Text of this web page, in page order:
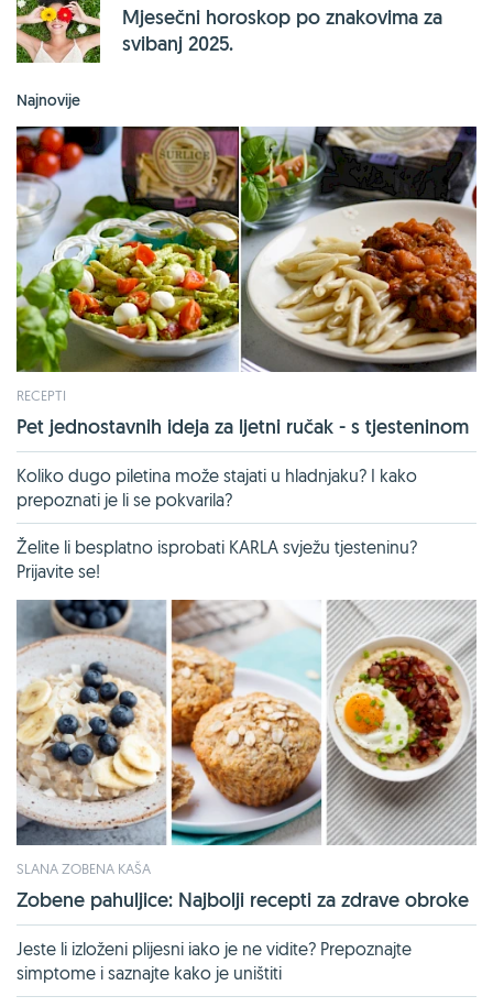
Mjesečni horoskop po znakovima za
svibanj 2025.
Najnovije
RECEPTI
Pet jednostavnih ideja za ljetni ručak - s tjesteninom
Koliko dugo piletina može stajati u hladnjaku? I kako
prepoznati je li se pokvarila?
Želite li besplatno isprobati KARLA svježu tjesteninu?
Prijavite se!
SLANA ZOBENA KAŠA
Zobene pahuljice: Najbolji recepti za zdrave obroke
Jeste li izloženi plijesni iako je ne vidite? Prepoznajte
simptome i saznajte kako je uništiti